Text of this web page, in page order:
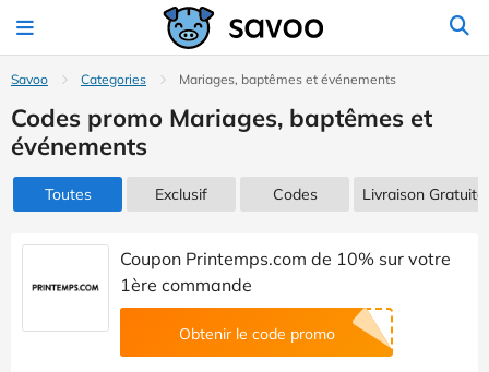
Savoo Categories Mariages, baptêmes et événements
Codes promo Mariages, baptêmes et
événements
Toutes Exclusif Codes Livraison Gratuite
Coupon Printemps.com de 10% sur votre
1ère commande
Obtenir le code promo